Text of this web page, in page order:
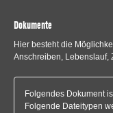
Dokumente
Hier besteht die
Anschreiben, Lebenslauf,
Folgendes Dokument
Folgende Dateitypen